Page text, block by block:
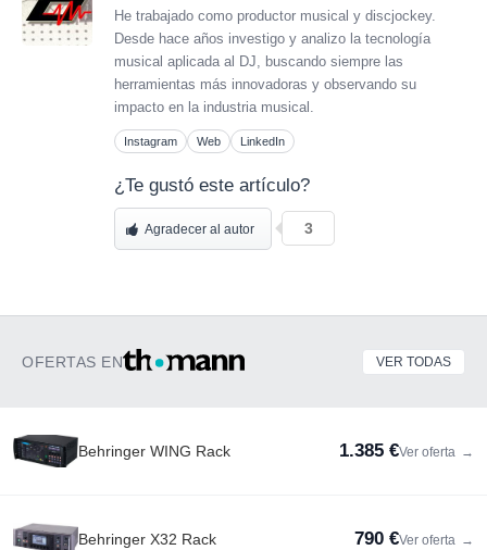
He trabajado como productor musical y discjockey.
Desde hace años investigo y analizo la tecnología
musical aplicada al DJ, buscando siempre las
herramientas más innovadoras y observando su
impacto en la industria musical.
Instagram Web LinkedIn
¿Te gustó este artículo?
Agradecer al autor 3
OFERTAS EN VER TODAS
Behringer WING Rack 1.385 €Ver oferta →
Behringer X32 Rack 790 €Ver oferta →